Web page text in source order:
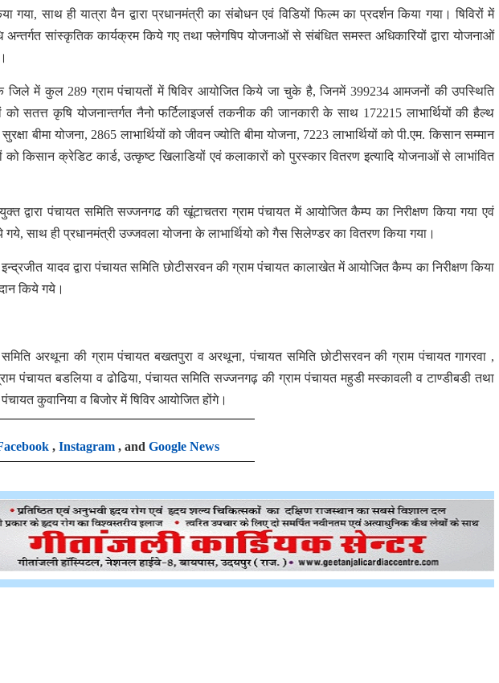
गया, साथ ही यात्रा वैन द्वारा प्रधानमंत्री का संबोधन एवं विडियों फिल्म का प्रदर्शन किया गया। षिविरों में
अन्तर्गत सांस्कृतिक कार्यक्रम किये गए तथा फ्लेगषिप योजनाओं से संबंधित समस्त अधिकारियों द्वारा योजनाओं
जिले में कुल 289 ग्राम पंचायतों में षिविर आयोजित किये जा चुके है, जिनमें 399234 आमजनों की उपस्थिति
को सतत्त कृषि योजनान्तर्गत नैनो फर्टिलाइजर्स तकनीक की जानकारी के साथ 172215 लाभार्थियों की हैल्थ
बीमा योजना, 2865 लाभार्थियों को जीवन ज्योति बीमा योजना, 7223 लाभार्थियों को पी.एम. किसान सम्मान
को किसान क्रेडिट कार्ड, उत्कृष्ट खिलाडियों एवं कलाकारों को पुरस्कार वितरण इत्यादि योजनाओं से लाभांवित
द्वारा पंचायत समिति सज्जनगढ की खूंटाचतरा ग्राम पंचायत में आयोजित कैम्प का निरीक्षण किया गया एवं
गये, साथ ही प्रधानमंत्री उज्जवला योजना के लाभार्थियो को गैस सिलेण्डर का वितरण किया गया।
यादव द्वारा पंचायत समिति छोटीसरवन की ग्राम पंचायत कालाखेत में आयोजित कैम्प का निरीक्षण किया
किये गये।
अरथूना की ग्राम पंचायत बखतपुरा व अरथूना, पंचायत समिति छोटीसरवन की ग्राम पंचायत गागरवा ,
पंचायत बडलिया व ढोढिया, पंचायत समिति सज्जनगढ़ की ग्राम पंचायत महुडी मस्कावली व टाण्डीबडी तथा
कुवानिया व बिजोर में षिविर आयोजित होंगे।
, Instagram , and Google News